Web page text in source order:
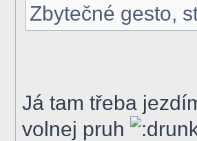
Zbytečné gesto,
Já tam třeba
volnej pruh